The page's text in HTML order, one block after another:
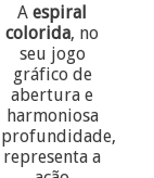
Aespiral
colorida, no
seu jogo
gráfico de
abertura e
harmoniosa
profundidade,
representa a